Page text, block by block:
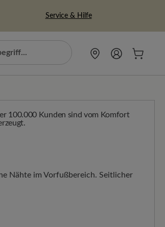
Service & Hilfe
100.000 Kunden sind vom Komfort
Nähte im Vorfußbereich. Seitlicher